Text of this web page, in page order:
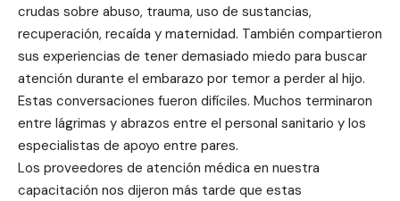
crudas sobre abuso, trauma, uso de sustancias,
recuperación, recaída y maternidad. También compartieron
sus experiencias de tener demasiado miedo para buscar
atención durante el embarazo por temor a perder al hijo.
Estas conversaciones fueron difíciles. Muchos terminaron
entre lágrimas y abrazos entre el personal sanitario y los
especialistas de apoyo entre pares.
Los proveedores de atención médica en nuestra
capacitación nos dijeron más tarde que estas